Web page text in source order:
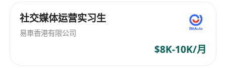
社交媒体运营实习生
易車香港有限公司
$8K-10K/月